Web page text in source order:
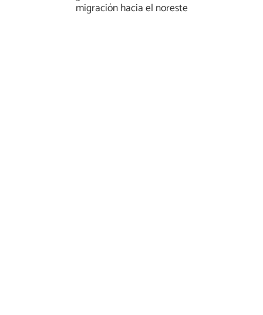
migración hacia el noreste